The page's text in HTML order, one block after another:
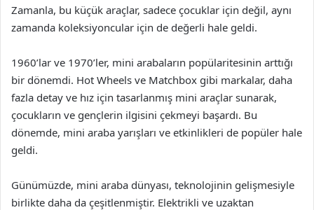
Zamanla, bu küçük araçlar, sadece çocuklar için değil, aynı
zamanda koleksiyoncular için de değerli hale geldi.
1960’lar ve 1970’ler, mini arabaların popülaritesinin arttığı
bir dönemdi. Hot Wheels ve Matchbox gibi markalar, daha
fazla detay ve hız için tasarlanmış mini araçlar sunarak,
çocukların ve gençlerin ilgisini çekmeyi başardı. Bu
dönemde, mini araba yarışları ve etkinlikleri de popüler hale
geldi.
Günümüzde, mini araba dünyası, teknolojinin gelişmesiyle
birlikte daha da çeşitlenmiştir. Elektrikli ve uzaktan